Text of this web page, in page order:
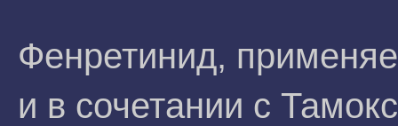
Фенретинид,
и в сочетании с